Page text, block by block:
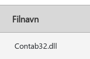
Filnavn
Contab32.dll